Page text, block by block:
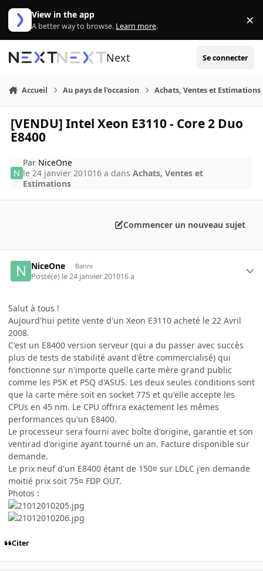
Aller au contenu
View in the app
A better way to browse. Learn more. ×
Next Se connecter
Accueil Au pays de l'occasion Achats, Ventes et Estimations
[VENDU] Intel Xeon E3110 - Core 2 Duo
E8400
Par NiceOne
le 24 janvier 201016 a dansAchats, Ventes et
Estimations
Commencer un nouveau sujet
NiceOne Banni
Posté(e) le 24 janvier 201016 a
Salut à tous !
Aujourd'hui petite vente d'un Xeon E3110 acheté le 22 Avril
2008.
C'est un E8400 version serveur (qui a du passer avec succès
plus de tests de stabilité avant d'être commercialisé) qui
fonctionne sur n'importe quelle carte mère grand public
comme les P5K et P5Q d'ASUS. Les deux seules conditions sont
que la carte mère soit en socket 775 et qu'elle accepte les
CPUs en 45 nm. Le CPU offrira exactement les mêmes
performances qu'un E8400.
Le processeur sera fourni avec boîte d'origine, garantie et son
ventirad d'origine ayant tourné un an. Facture disponible sur
demande.
Le prix neuf d'un E8400 étant de 150¤ sur LDLC j'en demande
moitié prix soit 75¤ FDP OUT.
Photos :
Citer